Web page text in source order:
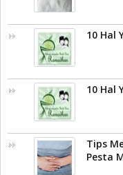
10 Hal
10 Hal
Tips
Pesta